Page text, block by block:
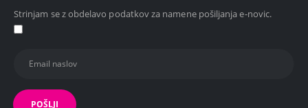
Strinjam se z obdelavo podatkov za namene pošiljanja e-novic.